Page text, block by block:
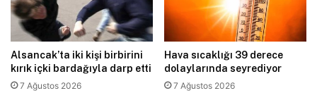
Alsancak’ta iki kişi birbirini
kırık içki bardağıyla darp etti
7 Ağustos 2026
Hava sıcaklığı 39 derece
dolaylarında seyrediyor
7 Ağustos 2026